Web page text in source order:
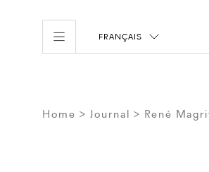
FRANÇAIS
Home Journal René